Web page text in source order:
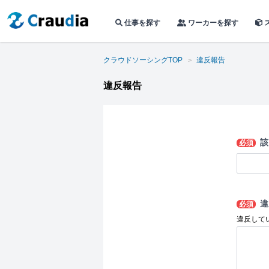
仕事を探す ワーカーを探す
クラウドソーシングTOP 違反報告
違反報告
必須
必須
違反して